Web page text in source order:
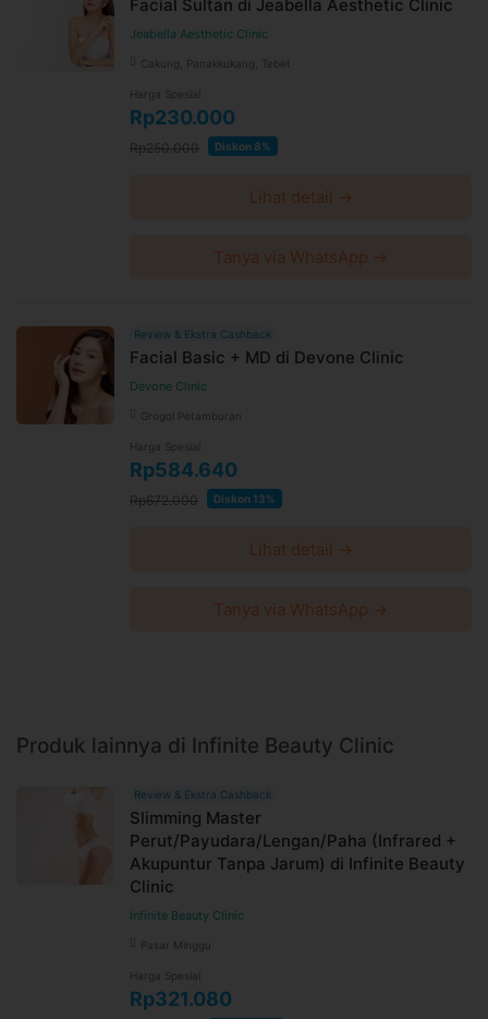
E-voucher booking klinik berlaku selama 60 hari setelah
pembayaran terkonfirmasi
24 jam sebelum waktu treatment selama jadwal dokter
Untuk lebih lengkapnya, Anda dapat membaca syarat
Syarat dan ketentuan dapat berubah sewaktu-waktu
Facial Sultan di Jeabella Aesthetic Clinic
Jeabella Aesthetic Clinic
Cakung, Panakkukang, Tebet
Harga Spesial
Rp230.000
Rp250.000 Diskon 8%
Lihat detail →
Tanya via WhatsApp →
Review & Ekstra Cashback
Facial Basic + MD di Devone Clinic
Devone Clinic
Grogol Petamburan
Harga Spesial
Rp584.640
Rp672.000 Diskon 13%
Lihat detail →
Tanya via WhatsApp →
Produk lainnya di Infinite Beauty Clinic
Review & Ekstra Cashback
Slimming Master
Perut/Payudara/Lengan/Paha (Infrared +
Akupuntur Tanpa Jarum) di Infinite Beauty
Clinic
Infinite Beauty Clinic
Pasar Minggu
Harga Spesial
Rp321.080